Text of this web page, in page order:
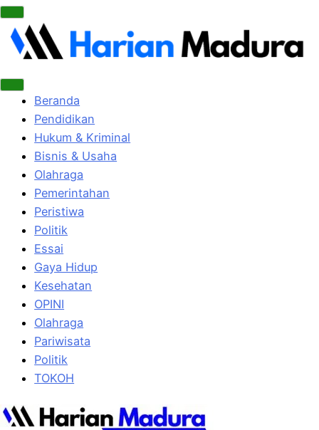
Beranda
Pendidikan
Hukum & Kriminal
Bisnis & Usaha
Olahraga
Pemerintahan
Peristiwa
Politik
Essai
Gaya Hidup
Kesehatan
OPINI
Olahraga
Pariwisata
Politik
TOKOH